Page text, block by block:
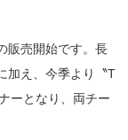
販売開始です。長
加え、今季より〝T
ーとなり、両チー